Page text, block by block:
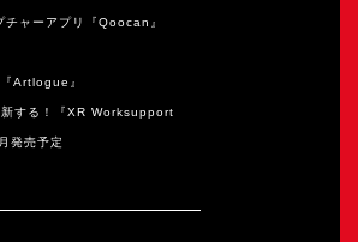
チャーアプリ『Qoocan』
Artlogue』
新する！『XR Worksupport
発売予定